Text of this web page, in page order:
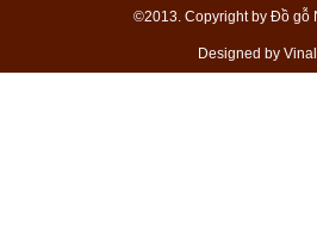
©2013. Copyright by Đồ gỗ
Designed by